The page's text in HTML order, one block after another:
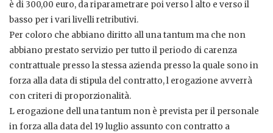
è di 300,00 euro, da riparametrare poi verso l alto e verso il
basso per i vari livelli retributivi.
Per coloro che abbiano diritto all una tantum ma che non
abbiano prestato servizio per tutto il periodo di carenza
contrattuale presso la stessa azienda presso la quale sono in
forza alla data di stipula del contratto, l erogazione avverrà
con criteri di proporzionalità.
L erogazione dell una tantum non è prevista per il personale
in forza alla data del 19 luglio assunto con contratto a